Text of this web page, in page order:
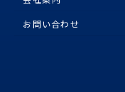
お問い合わせ